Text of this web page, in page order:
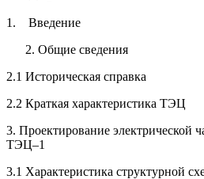
1. Введение
Общие сведения
2.1 Историческая справка
2.2 Краткая характеристика ТЭЦ
3. Проектирование электрической
ТЭЦ–1
3.1 Характеристика структурной